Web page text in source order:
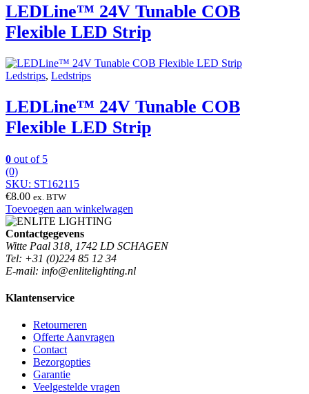
LEDLine™ 24V Tunable COB
Flexible LED Strip
Ledstrips, Ledstrips
LEDLine™ 24V Tunable COB
Flexible LED Strip
0 out of 5
(0)
SKU: ST162115
€8.00 ex. BTW
Toevoegen aan winkelwagen
Contactgegevens
Witte Paal 318, 1742 LD SCHAGEN
Tel: +31 (0)224 85 12 34
E-mail: info@enlitelighting.nl
Klantenservice
Retourneren
Offerte Aanvragen
Contact
Bezorgopties
Garantie
Veelgestelde vragen